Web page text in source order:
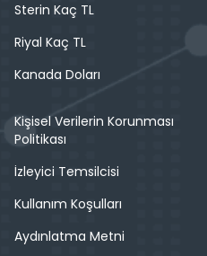
Sterin Kaç TL
Riyal Kaç TL
Kanada Doları
Kişisel Verilerin Korunması
Politikası
İzleyici Temsilcisi
Kullanım Koşulları
Aydınlatma Metni